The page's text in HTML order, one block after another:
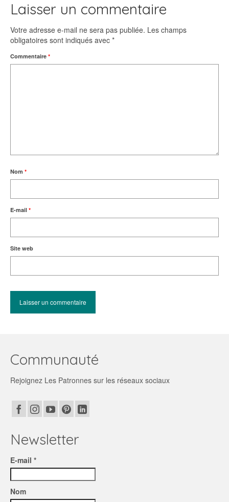
Laisser un commentaire
Votre adresse e-mail ne sera pas publiée. Les champs
obligatoires sont indiqués avec *
Commentaire *
Nom *
E-mail *
Site web
Communauté
Rejoignez Les Patronnes sur les réseaux sociaux
Newsletter
E-mail *
Nom